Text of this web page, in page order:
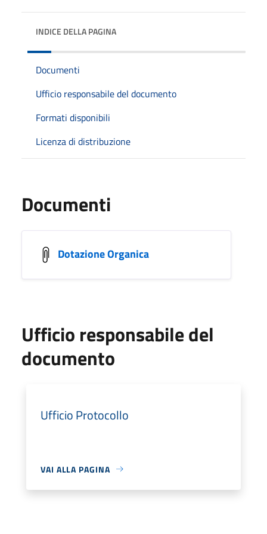
INDICE DELLA PAGINA
Documenti
Ufficio responsabile del documento
Formati disponibili
Licenza di distribuzione
Documenti
Dotazione Organica
Ufficio responsabile del
documento
Ufficio Protocollo
VAI ALLA PAGINA